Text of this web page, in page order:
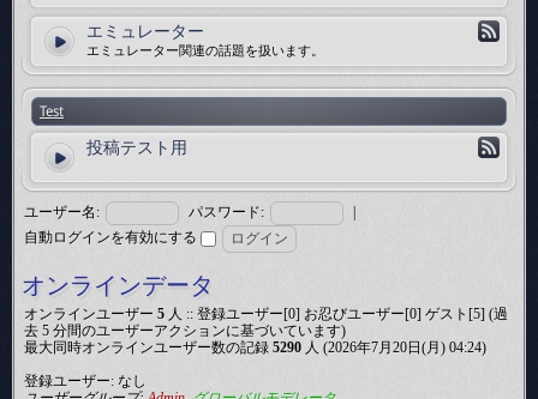
エミュレーター
エミュレーター関連の話題を扱います。
Test
投稿テスト用
ユーザー名: パスワード:
|
自動ログインを有効にする
オンラインデータ
オンラインユーザー 5 人 :: 登録ユーザー[0] お忍びユーザー[0] ゲスト[5] (過
去 5 分間のユーザーアクションに基づいています)
最大同時オンラインユーザー数の記録 5290 人 (2026年7月20日(月) 04:24)
登録ユーザー: なし